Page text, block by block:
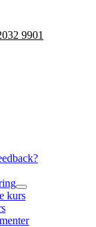
9901
kurs